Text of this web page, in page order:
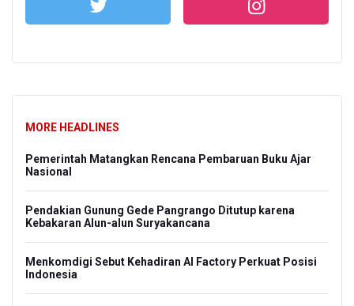
MORE HEADLINES
Pemerintah Matangkan Rencana Pembaruan Buku Ajar
Nasional
Pendakian Gunung Gede Pangrango Ditutup karena
Kebakaran Alun-alun Suryakancana
Menkomdigi Sebut Kehadiran AI Factory Perkuat Posisi
Indonesia